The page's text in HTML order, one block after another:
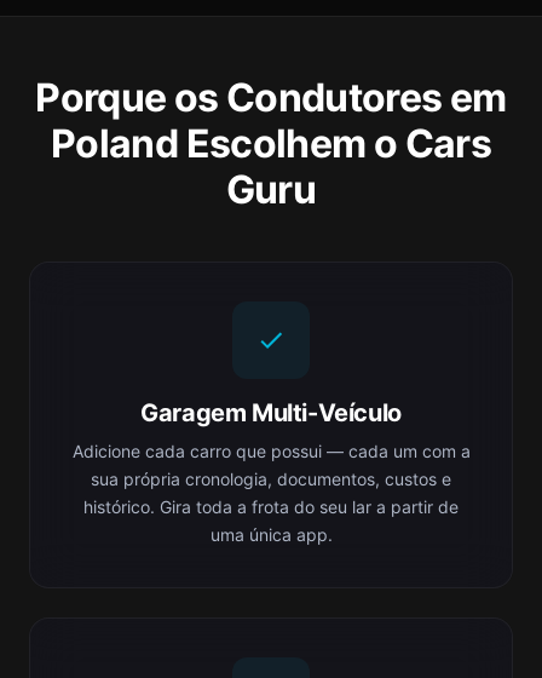
Porque os Condutores em
Poland Escolhem o Cars
Guru
Garagem Multi-Veículo
Adicione cada carro que possui — cada um com a
sua própria cronologia, documentos, custos e
histórico. Gira toda a frota do seu lar a partir de
uma única app.